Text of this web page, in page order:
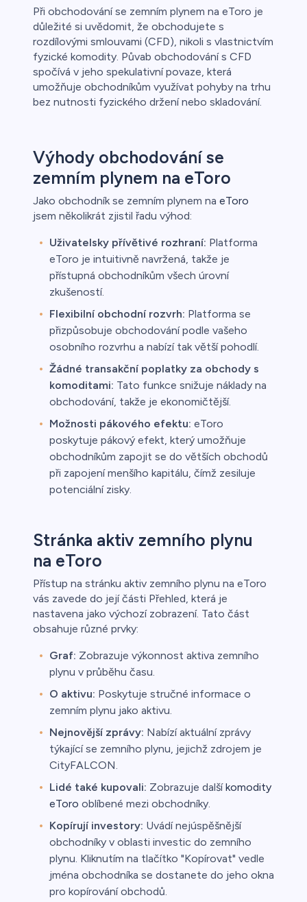
Při obchodování se zemním plynem na eToro je
důležité si uvědomit, že obchodujete s
rozdílovými smlouvami (CFD), nikoli s vlastnictvím
fyzické komodity. Půvab obchodování s CFD
spočívá v jeho spekulativní povaze, která
umožňuje obchodníkům využívat pohyby na trhu
bez nutnosti fyzického držení nebo skladování.
Výhody obchodování se
zemním plynem na eToro
Jako obchodník se zemním plynem na eToro
jsem několikrát zjistil řadu výhod:
Uživatelsky přívětivé rozhraní: Platforma
eToro je intuitivně navržená, takže je
přístupná obchodníkům všech úrovní
zkušeností.
Flexibilní obchodní rozvrh: Platforma se
přizpůsobuje obchodování podle vašeho
osobního rozvrhu a nabízí tak větší pohodlí.
Žádné transakční poplatky za obchody s
komoditami: Tato funkce snižuje náklady na
obchodování, takže je ekonomičtější.
Možnosti pákového efektu: eToro
poskytuje pákový efekt, který umožňuje
obchodníkům zapojit se do větších obchodů
při zapojení menšího kapitálu, čímž zesiluje
potenciální zisky.
Stránka aktiv zemního plynu
na eToro
Přístup na stránku aktiv zemního plynu na eToro
vás zavede do její části Přehled, která je
nastavena jako výchozí zobrazení. Tato část
obsahuje různé prvky:
Graf: Zobrazuje výkonnost aktiva zemního
plynu v průběhu času.
O aktivu: Poskytuje stručné informace o
zemním plynu jako aktivu.
Nejnovější zprávy: Nabízí aktuální zprávy
týkající se zemního plynu, jejichž zdrojem je
CityFALCON.
Lidé také kupovali: Zobrazuje dalšíkomodity
eToro oblíbené mezi obchodníky.
Kopírují investory: Uvádí nejúspěšnější
obchodníky v oblasti investic do zemního
plynu. Kliknutím na tlačítko "Kopírovat" vedle
jména obchodníka se dostanete do jeho okna
pro kopírování obchodů.